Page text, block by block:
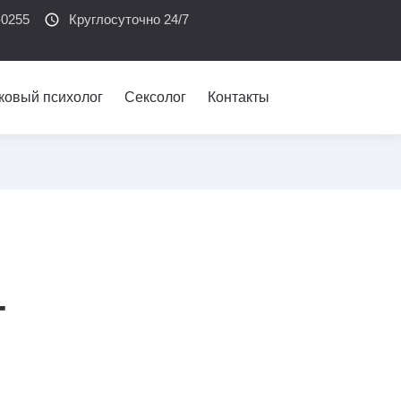
schedule Круглосуточно 24/7
психолог Сексолог Контакты